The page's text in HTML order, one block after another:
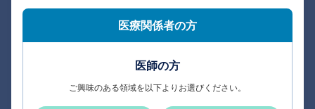
医療関係者の方
医師の方
ご興味のある領域を以下よりお選びください。